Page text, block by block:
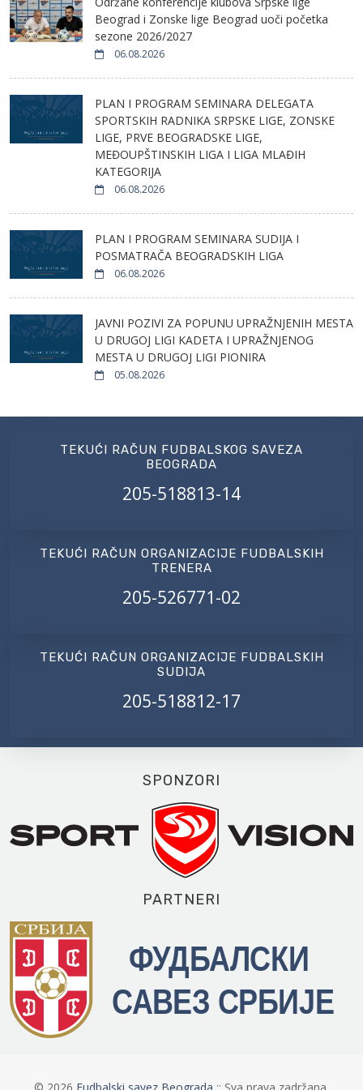
Beograd i Zonske lige Beograd uoči početka
sezone 2026/2027
06.08.2026
PLAN I PROGRAM SEMINARA DELEGATA
SPORTSKIH RADNIKA SRPSKE LIGE, ZONSKE
LIGE, PRVE BEOGRADSKE LIGE,
MEĐOUPŠTINSKIH LIGA I LIGA MLAĐIH
KATEGORIJA
06.08.2026
PLAN I PROGRAM SEMINARA SUDIJA I
POSMATRAČA BEOGRADSKIH LIGA
06.08.2026
JAVNI POZIVI ZA POPUNU UPRAŽNJENIH MESTA
U DRUGOJ LIGI KADETA I UPRAŽNJENOG
MESTA U DRUGOJ LIGI PIONIRA
05.08.2026
TEKUĆI RAČUN FUDBALSKOG SAVEZA
BEOGRADA
205-518813-14
TEKUĆI RAČUN ORGANIZACIJE FUDBALSKIH
TRENERA
205-526771-02
TEKUĆI RAČUN ORGANIZACIJE FUDBALSKIH
SUDIJA
205-518812-17
SPONZORI
PARTNERI